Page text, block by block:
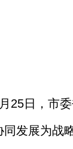
月 25日，市
同发展为战